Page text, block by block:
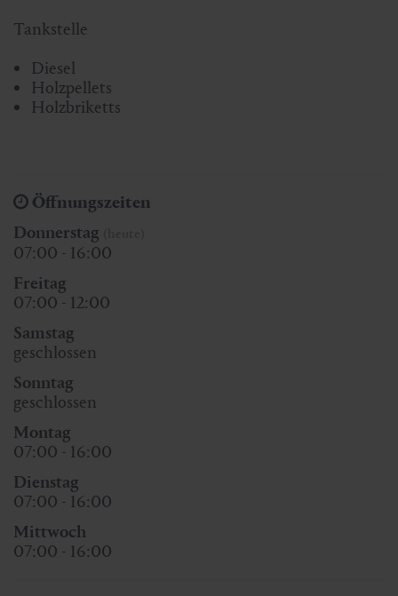
Tankstelle
Diesel
Holzpellets
Holzbriketts
Öffnungszeiten
Donnerstag
07:00 - 16:00
Freitag
07:00 - 12:00
Samstag
geschlossen
Sonntag
geschlossen
Montag
07:00 - 16:00
Dienstag
07:00 - 16:00
Mittwoch
07:00 - 16:00